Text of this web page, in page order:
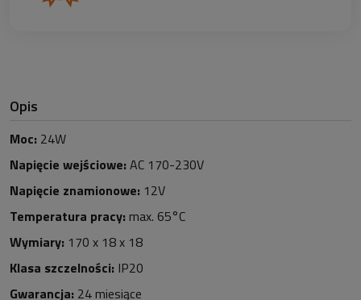
Opis
Moc: 24W
Napięcie wejściowe: AC 170-230V
Napięcie znamionowe: 12V
Temperatura pracy: max. 65°C
Wymiary: 170 x 18 x 18
Klasa szczelności: IP20
Gwarancja: 24 miesiące